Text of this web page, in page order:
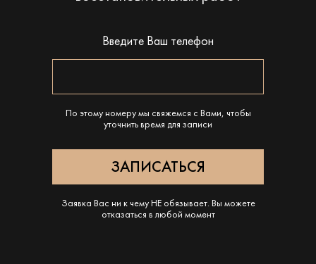
Введите Ваш телефон
По этому номеру мы свяжемся с Вами, чтобы
уточнить время для записи
Заявка Вас ни к чему НЕ обязывает. Вы можете
отказаться в любой момент